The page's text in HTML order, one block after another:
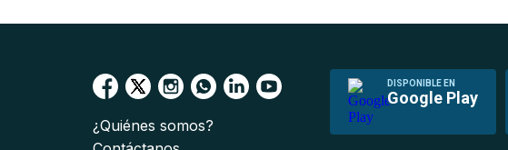
DISPONIBLE EN
Google Play
¿Quiénes somos?